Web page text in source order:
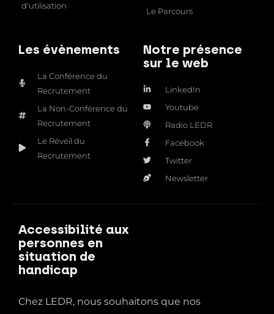
d'utilisation
Le Parcours
Les évènements
La Conférence du
Recrutement
La Non-Conférence du
Recrutement
Le Réveil du
Recrutement
Notre présence
sur le web
LinkedIn
Youtube
Radio LEDR
Facebook
Twitter
Newsletter
Accessibilité aux
personnes en
situation de
handicap
Chez LEDR, nous souhaitons que nos